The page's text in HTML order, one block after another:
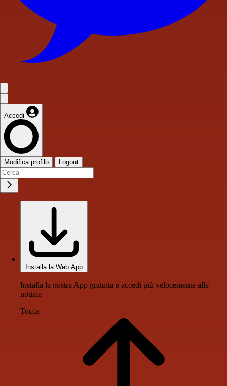
Accedi
Modifica profilo Logout
Installa la Web App
Installa la nostra App gratuita e accedi più velocemente alle
notizie
Tocca